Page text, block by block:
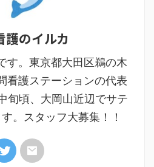
護のイルカ
す。東京都大田区鵜の木
看護ステーションの代表
旬頃、大岡山近辺でサテ
。スタッフ大募集！！